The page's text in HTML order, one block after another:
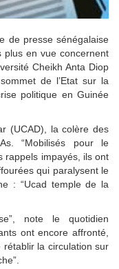
de presse sénégalaise
plus en vue concernent
Cheikh Anta Diop
de l’Etat sur la
politique en Guinée
(UCAD), la colère des
“Mobilisés pour le
rappels impayés, ils ont
qui paralysent le
: “Ucad temple de la
note le quotidien
ont encore affronté,
rétablir la circulation sur